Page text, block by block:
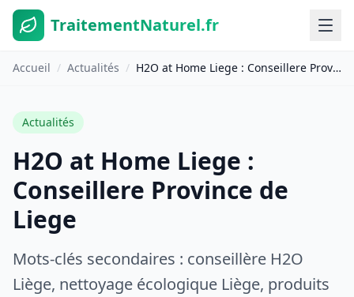
TraitementNaturel.fr
Accueil / Actualités / H2O at Home Liege : Conseillere Province de Liege
Actualités
H2O at Home Liege :
Conseillere Province de
Liege
Mots-clés secondaires : conseillère H2O
Liège, nettoyage écologique Liège, produits